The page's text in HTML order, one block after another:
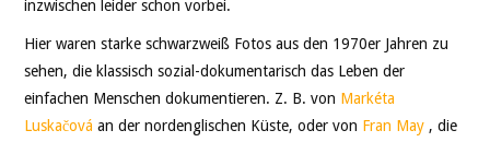
inzwischen leider schon vorbei.
Hier waren starke schwarzweiß Fotos aus den 1970er Jahren zu
sehen, die klassisch sozial-dokumentarisch das Leben der
einfachen Menschen dokumentieren. Z. B. von Markéta
Luskačová an der nordenglischen Küste, oder von Fran May , die